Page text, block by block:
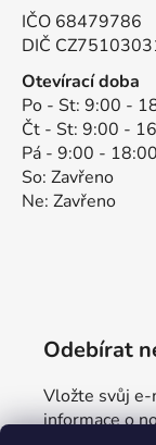
IČO 68479786
DIČ
Otevírací doba
Po - St: 9:00 -
Čt - St: 9:00 -
Pá - 9:00 - 18:00
So: Zavřeno
Ne: Zavřeno
Odebírat
Vložte svůj e-
informace o